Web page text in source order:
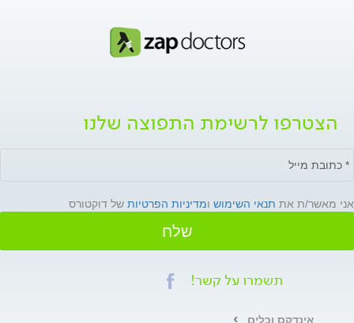
הצטרפו לרשימת התפוצה שלנו
אני מאשר/ת את תנאי השימוש ומדיניות הפרטיות של דוקטורס
שלח
תשמרו על קשר!
אינדקס וכלים